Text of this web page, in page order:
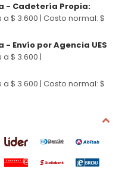
- Cadetería Propia:
$ 3.600 | Costo normal: $
Envío por Agencia UES
$ 3.600 |
$ 3.600 | Costo normal: $